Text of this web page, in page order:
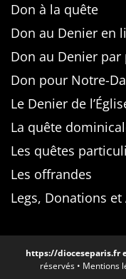
Don à la quête
Don au Denier en
Don au Denier
Don pour Notre-
Le Denier de
La quête
Les quêtes
Les offrandes
Legs, Donations
https://dioceseparis.fr
réservés • Mentions